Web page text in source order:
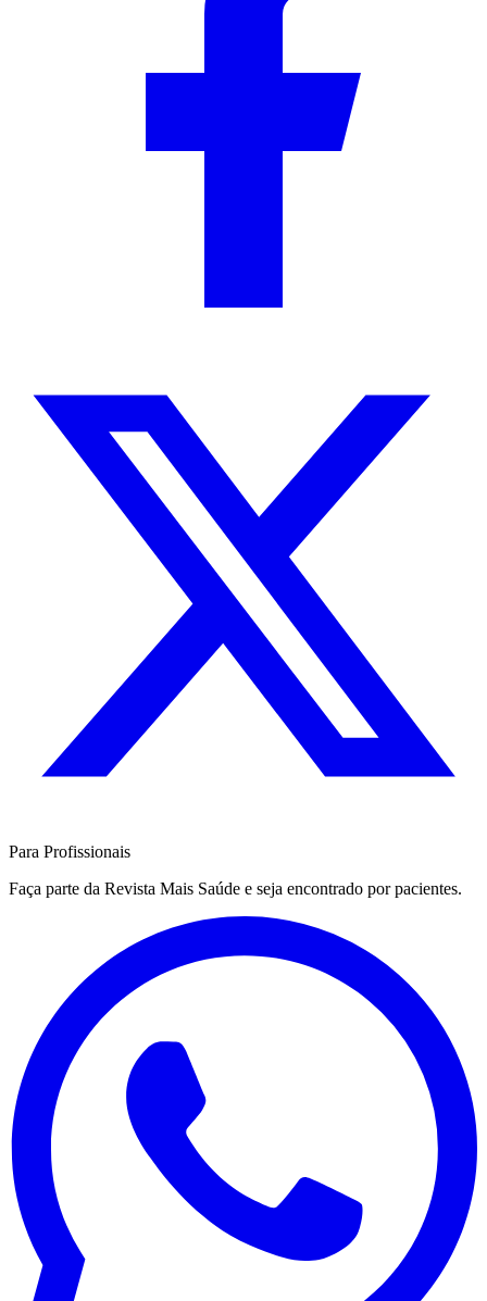
Para Profissionais
Faça parte da Revista Mais Saúde e seja encontrado por pacientes.